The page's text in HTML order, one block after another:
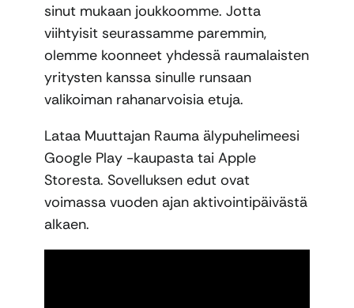
sinut mukaan joukkoomme. Jotta
viihtyisit seurassamme paremmin,
olemme koonneet yhdessä raumalaisten
yritysten kanssa sinulle runsaan
valikoiman rahanarvoisia etuja.
Lataa Muuttajan Rauma älypuhelimeesi
Google Play -kaupasta tai Apple
Storesta. Sovelluksen edut ovat
voimassa vuoden ajan aktivointipäivästä
alkaen.